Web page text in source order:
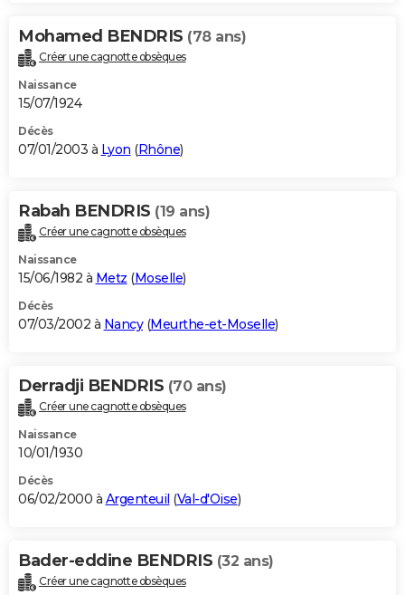
Mohamed BENDRIS (78 ans)
Créer une cagnotte obsèques
Naissance
15/07/1924
Décès
07/01/2003 à Lyon (Rhône)
Rabah BENDRIS (19 ans)
Créer une cagnotte obsèques
Naissance
15/06/1982 à Metz (Moselle)
Décès
07/03/2002 à Nancy(Meurthe-et-Moselle)
Derradji BENDRIS (70 ans)
Créer une cagnotte obsèques
Naissance
10/01/1930
Décès
06/02/2000 à Argenteuil (Val-d'Oise)
Bader-eddine BENDRIS (32 ans)
Créer une cagnotte obsèques